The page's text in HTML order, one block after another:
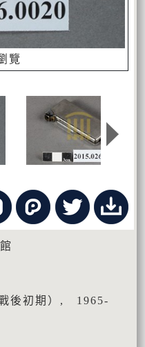
覽
後初期）, 1965-